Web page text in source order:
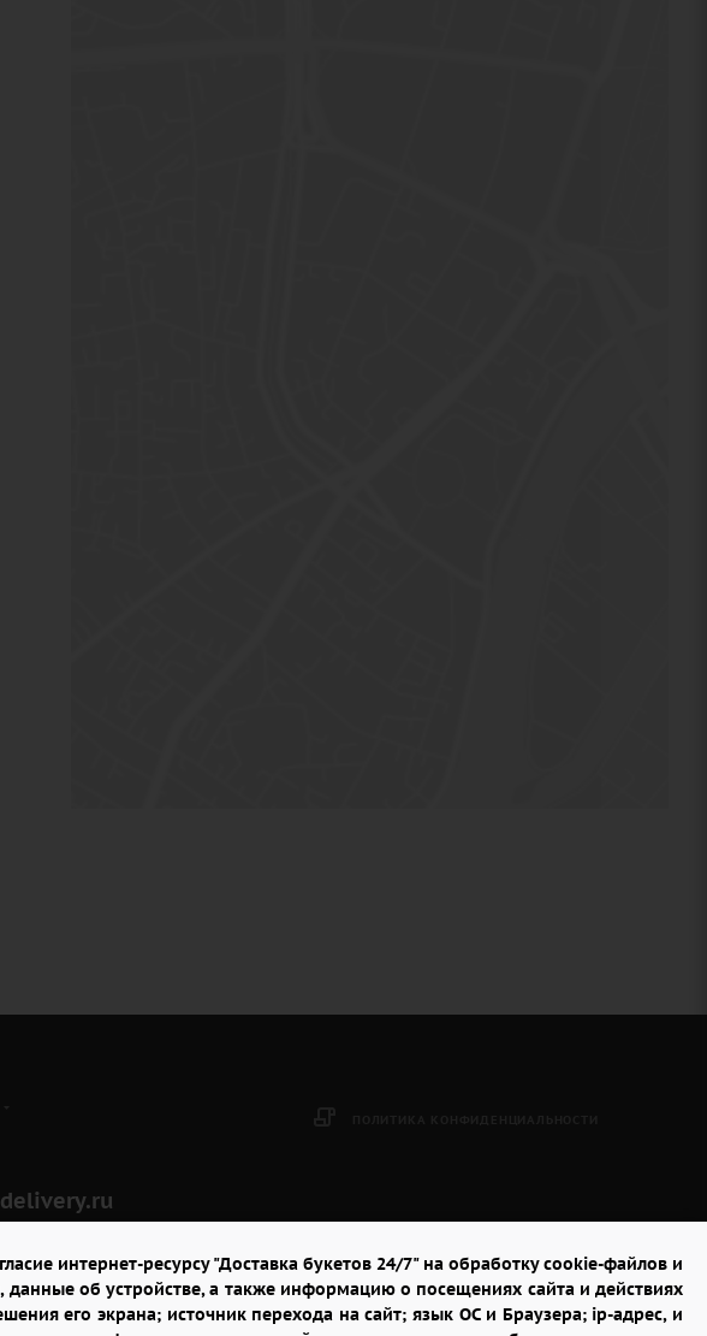
интернет-ресурсу "Доставка букетов 24/7" на обработку cookie-файлов и
об устройстве, а также информацию о посещениях сайта и действиях
его экрана; источник перехода на сайт; язык ОС и Браузера; ip-адрес, и